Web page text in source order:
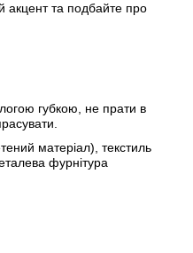
акцент та подбайте про
губкою, не прати в
матеріал), текстиль
фурнітура